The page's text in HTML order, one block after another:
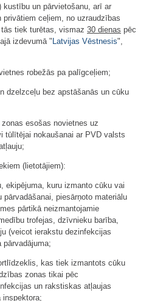
un pārvietošanu, arī ar
ceļiem, no uzraudzības
tiek turētas, vismaz 30 dienas pēc
izdevumā " Latvijas Vēstnesis",
robežās pa palīgceļiem;
dzelzceļu bez apstāšanās un cūku
esošas novietnes uz
tūlītējai nokaušanai ar PVD valsts
(lietotājiem):
ekipējuma, kuru izmanto cūku vai
piesārņoto materiālu
pārtikā neizmantojamie
trofejas, dzīvnieku barība,
(veicot ierakstu dezinfekcijas
pārvadājuma;
kas tiek izmantots cūku
zonas tikai pēc
un rakstiskas atļaujas
inspektora;